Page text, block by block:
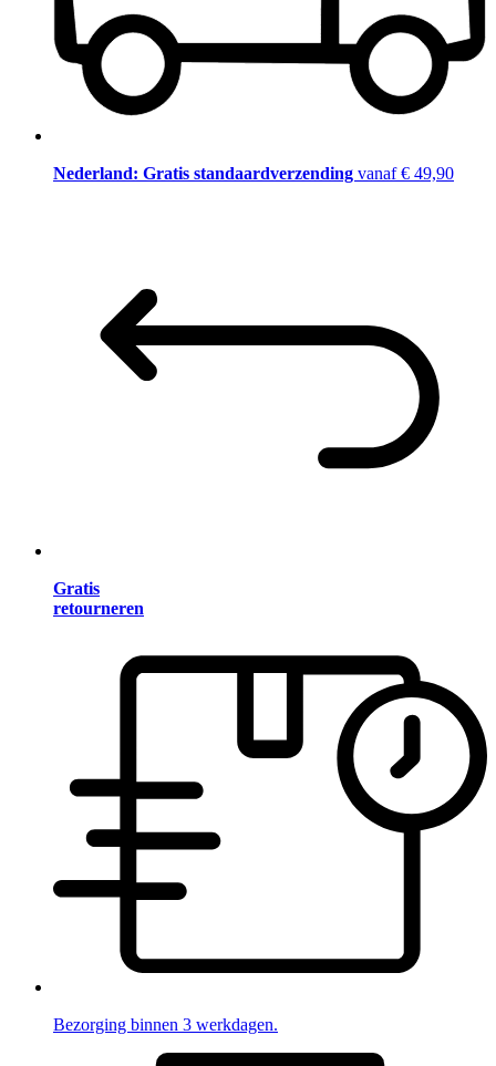
Nederland: Gratis standaardverzending vanaf € 49,90
Gratis
retourneren
Bezorging binnen 3 werkdagen.